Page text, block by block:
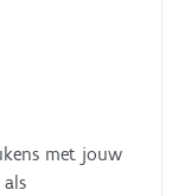
met jouw